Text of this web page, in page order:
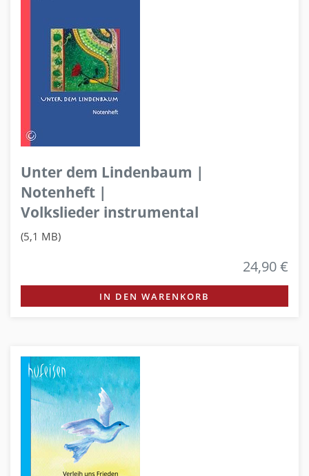
Unter dem Lindenbaum |
Notenheft |
Volkslieder instrumental
(5,1 MB)
24,90 €
IN DEN WARENKORB